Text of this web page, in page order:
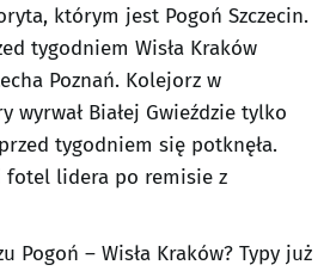
którym jest Pogoń Szczecin.
tygodniem Wisła Kraków
Poznań. Kolejorz w
wyrwał Białej Gwieździe tylko
tygodniem się potknęła.
fotel lidera po remisie z
Pogoń – Wisła Kraków? Typy już